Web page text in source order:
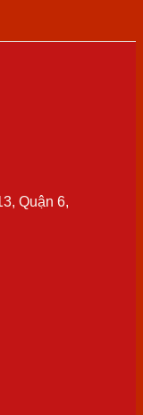
Quận 6,